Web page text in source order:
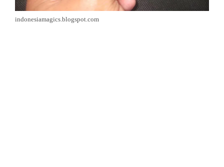
indonesiamagics.blogspot.com